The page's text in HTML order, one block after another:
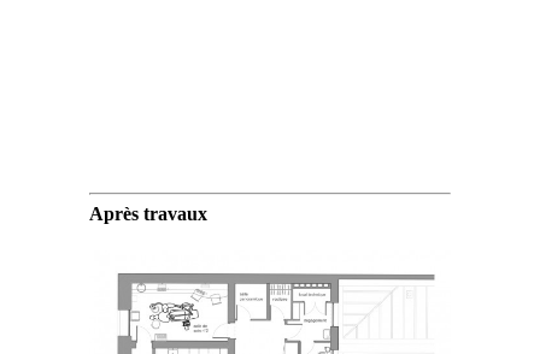
Après travaux